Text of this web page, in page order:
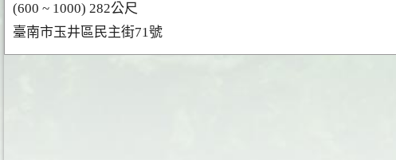
(600 ~ 1000) 282公尺
臺南市玉井區民主街71號